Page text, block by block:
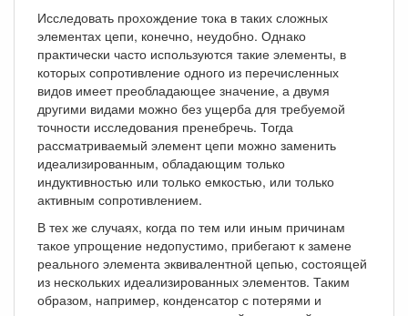
Исследовать прохождение тока в таких сложных
элементах цепи, конечно, неудобно. Однако
практически часто используются такие элементы, в
которых сопротивление одного из перечисленных
видов имеет преобладающее значение, а двумя
другими видами можно без ущерба для требуемой
точности исследования пренебречь. Тогда
рассматриваемый элемент цепи можно заменить
идеализированным, обладающим только
индуктивностью или только емкостью, или только
активным сопротивлением.
В тех же случаях, когда по тем или иным причинам
такое упрощение недопустимо, прибегают к замене
реального элемента эквивалентной цепью, состоящей
из нескольких идеализированных элементов. Таким
образом, например, конденсатор с потерями и